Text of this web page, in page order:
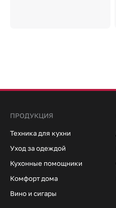
ПРОДУКЦИЯ
Техника для кухни
Уход за одеждой
Кухонные помощники
Комфорт дома
Вино и сигары